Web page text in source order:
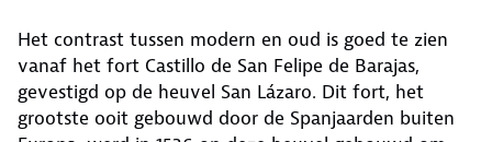
Het contrast tussen modern en oud is goed te zien
vanaf het fort Castillo de San Felipe de Barajas,
gevestigd op de heuvel San Lázaro. Dit fort, het
grootste ooit gebouwd door de Spanjaarden buiten